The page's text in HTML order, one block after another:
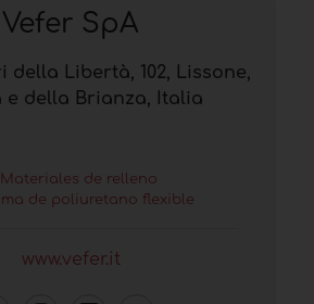
Vefer SpA
della Libertà, 102, Lissone,
e della Brianza, Italia
Materiales de relleno
de poliuretano flexible
www.vefer.it